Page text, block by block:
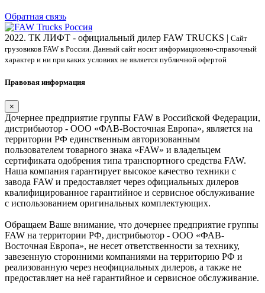
Обратная связь
2022. ТК ЛИФТ - официальный дилер FAW TRUCKS | Сайт
грузовиков FAW в России. Данный сайт носит информационно-справочный
характер и ни при каких условиях не является публичной офертой
Правовая информация
×
Дочернее предприятие группы FAW в Российской Федерации,
дистрибьютор - ООО «ФАВ-Восточная Европа», является на
территории РФ единственным авторизованным
пользователем товарного знака «FAW» и владельцем
сертификата одобрения типа транспортного средства FAW.
Наша компания гарантирует высокое качество техники с
завода FAW и предоставляет через официальных дилеров
квалифицированное гарантийное и сервисное обслуживание
с использованием оригинальных комплектующих.
Обращаем Ваше внимание, что дочернее предприятие группы
FAW на территории РФ, дистрибьютор - ООО «ФАВ-
Восточная Европа», не несет ответственности за технику,
завезенную сторонними компаниями на территорию РФ и
реализованную через неофициальных дилеров, а также не
предоставляет на неё гарантийное и сервисное обслуживание.